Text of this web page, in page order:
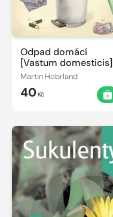
Odpad domácí
[Vastum domesticis]
Martin Hobrland
40Kč